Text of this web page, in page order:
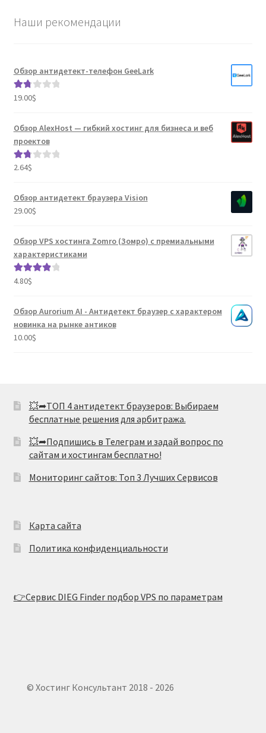
Наши рекомендации
Обзор антидетект-телефон GeeLark
Оце
1.80
19.00$
Обзор AlexHost — гибкий хостинг для бизнеса и веб
проектов
Оце
1.80
2.64$
Обзор антидетект браузера Vision
29.00$
Обзор VPS хостинга Zomro (Зомро) с премиальными
характеристиками
Оценка
4.80$
Обзор Aurorium AI - Антидетект браузер с характером
новинка на рынке антиков
10.00$
💥➦ТОП 4 антидетект браузеров: Выбираем
бесплатные решения для арбитража.
💥➦Подпишись в Телеграм и задай вопрос по
сайтам и хостингам бесплатно!
Мониторинг сайтов: Топ 3 Лучших Сервисов
Карта сайта
Политика конфиденциальности
👉Сервис DIEG Finder подбор VPS по параметрам
© Хостинг Консультант 2018 - 2026